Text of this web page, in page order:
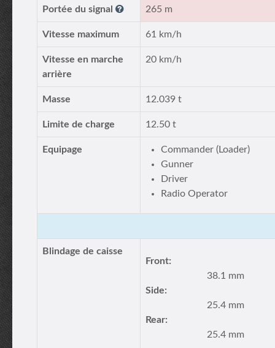
Portée du signal 265 m
Vitesse maximum 61 km/h
Vitesse en marche
arrière
20 km/h
Masse 12.039 t
Limite de charge 12.50 t
Equipage
Commander (Loader)
Gunner
Driver
Radio Operator
Blindage de caisse
Front:
38.1 mm
Side:
25.4 mm
Rear:
25.4 mm